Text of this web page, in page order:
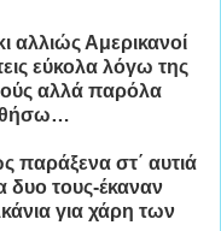
αλλιώς Αμερικανοί
εύκολα λόγω της
αλλά παρόλα
παράξενα στ΄ αυτιά
δυο τους-έκαναν
για χάρη των